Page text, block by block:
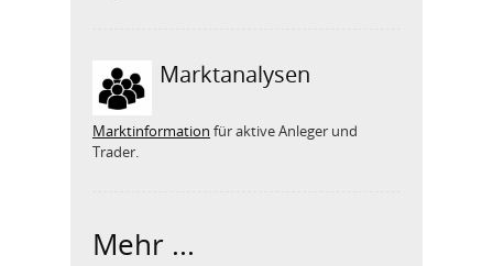
Marktanalysen
Marktinformation für aktive Anleger und
Trader.
Mehr ...